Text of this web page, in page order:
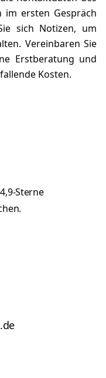
im ersten Gespräch
sich Notizen, um
Vereinbaren Sie
Erstberatung und
Kosten.
Sterne